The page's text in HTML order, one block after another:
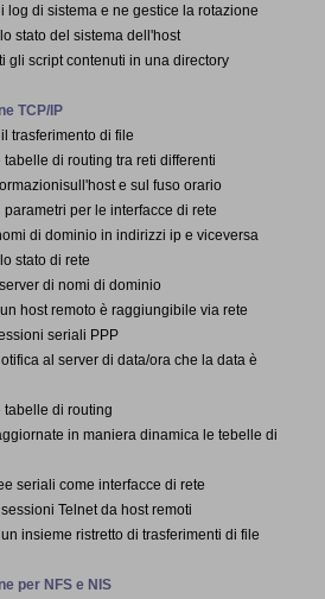
log di sistema e ne gestice la rotazione
stato del sistema dell'host
gli script contenuti in una directory
TCP/IP
trasferimento di file
tabelle di routing tra reti differenti
e sul fuso orario
per le interfacce di rete
di dominio in indirizzi ip e viceversa
stato di rete
di nomi di dominio
host remoto è raggiungibile via rete
seriali PPP
al server di data/ora che la data è
tabelle di routing
in maniera dinamica le tebelle di
seriali come interfacce di rete
Telnet da host remoti
insieme ristretto di trasferimenti di file
per NFS e NIS